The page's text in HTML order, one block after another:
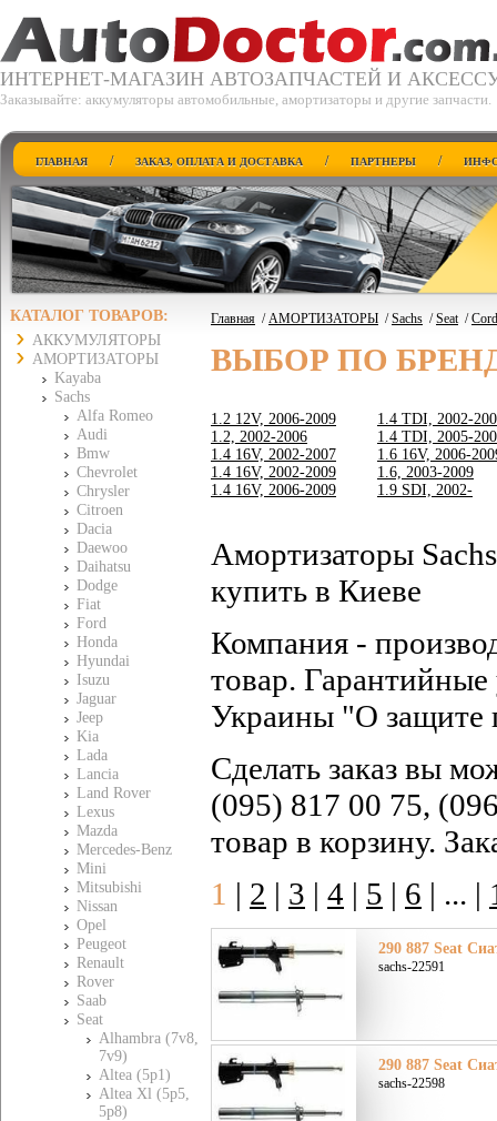
ИНТЕРНЕТ-МАГАЗИН АВТОЗАПЧАСТЕЙ И
Заказывайте: аккумуляторы автомобильные, амортизаторы и другие запчасти.
ГЛАВНАЯ / ЗАКАЗ, ОПЛАТА И ДОСТАВКА / ПАРТНЕРЫ /
КАТАЛОГ ТОВАРОВ:
АККУМУЛЯТОРЫ
АМОРТИЗАТОРЫ
Kayaba
Sachs
Alfa Romeo
Audi
Bmw
Chevrolet
Chrysler
Citroen
Dacia
Daewoo
Daihatsu
Dodge
Fiat
Ford
Honda
Hyundai
Isuzu
Jaguar
Jeep
Kia
Lada
Lancia
Land Rover
Lexus
Mazda
Mercedes-Benz
Mini
Mitsubishi
Nissan
Opel
Peugeot
Renault
Rover
Saab
Seat
Alhambra (7v8,
7v9)
Altea (5p1)
Altea Xl (5p5,
5p8)
Главная /АМОРТИЗАТОРЫ /Sachs /Seat/
ВЫБОР ПО
1.2 12V, 2006-2009
1.2, 2002-2006
1.4 16V, 2002-2007
1.4 16V, 2002-2009
1.4 16V, 2006-2009
1.4 TDI, 2002-
1.4 TDI, 2005-
1.6 16V, 2006-
1.6, 2003-2009
1.9 SDI, 2002-
Амортизаторы
купить в Киеве
Компания -
товар. Гарантийные
Украины "О защите
Сделать заказ вы
(095) 817 00 75,
товар в корзину.
1 | 2 | 3 | 4 | 5 | 6 | ... |
290 887 Seat
sachs-22591
290 887 Seat
sachs-22598